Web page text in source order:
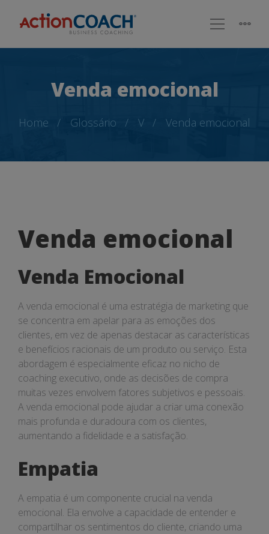
Venda emocional
Home Glossário V Venda emocional
Venda
emocional
Venda emocional
Venda Emocional
A venda emocional é uma estratégia de marketing que
se concentra em apelar para as emoções dos
clientes, em vez de apenas destacar as características
e benefícios racionais de um produto ou serviço. Esta
abordagem é especialmente eficaz no nicho de
coaching executivo, onde as decisões de compra
muitas vezes envolvem fatores subjetivos e pessoais.
A venda emocional pode ajudar a criar uma conexão
mais profunda e duradoura com os clientes,
aumentando a fidelidade e a satisfação.
Empatia
A empatia é um componente crucial na venda
emocional. Ela envolve a capacidade de entender e
compartilhar os sentimentos do cliente, criando uma